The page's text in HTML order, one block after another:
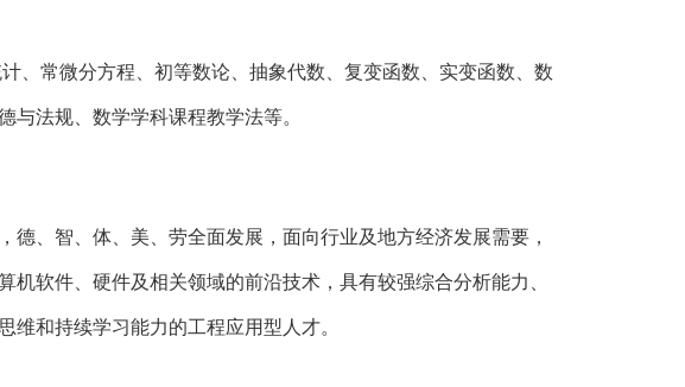
、常微分方程、初等数论、抽象代数、复变函数、实变函数、数
与法规、数学学科课程教学法等。
德、智、体、美、劳全面发展，面向行业及地方经济发展需要，
软件、硬件及相关领域的前沿技术，具有较强综合分析能力、
维和持续学习能力的工程应用型人才。